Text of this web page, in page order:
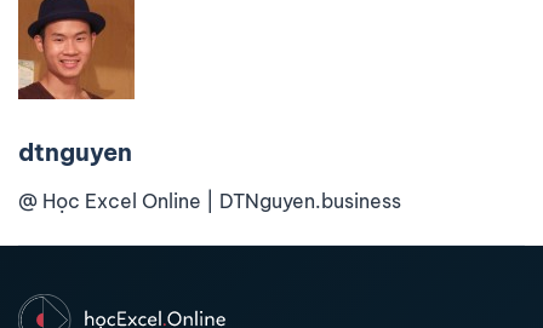
dtnguyen
@ Học Excel Online | DTNguyen.business